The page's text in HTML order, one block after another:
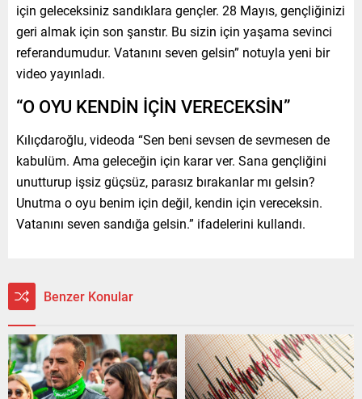
için geleceksiniz sandıklara gençler. 28 Mayıs, gençliğinizi
geri almak için son şanstır. Bu sizin için yaşama sevinci
referandumudur. Vatanını seven gelsin” notuyla yeni bir
video yayınladı.
“O OYU KENDİN İÇİN VERECEKSİN”
Kılıçdaroğlu, videoda “Sen beni sevsen de sevmesen de
kabulüm. Ama geleceğin için karar ver. Sana gençliğini
unutturup işsiz güçsüz, parasız bırakanlar mı gelsin?
Unutma o oyu benim için değil, kendin için vereceksin.
Vatanını seven sandığa gelsin.” ifadelerini kullandı.
Benzer Konular